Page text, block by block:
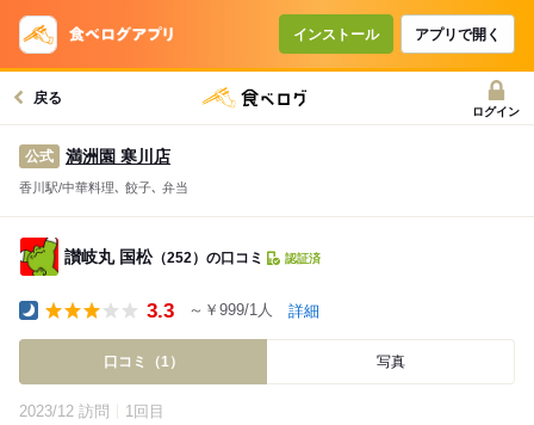
インストール アプリで開く
戻る
ログイン
公式 満洲園 寒川店
香川駅/中華料理､ 餃子､ 弁当
讃岐丸 国松（252）の口コミ 認証済
3.3 ～￥999/1人 詳細
口コミ（1） 写真
2023/12 訪問 1回目